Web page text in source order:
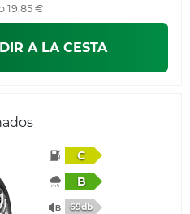
19,85 €
A LA CESTA
C
B
69db